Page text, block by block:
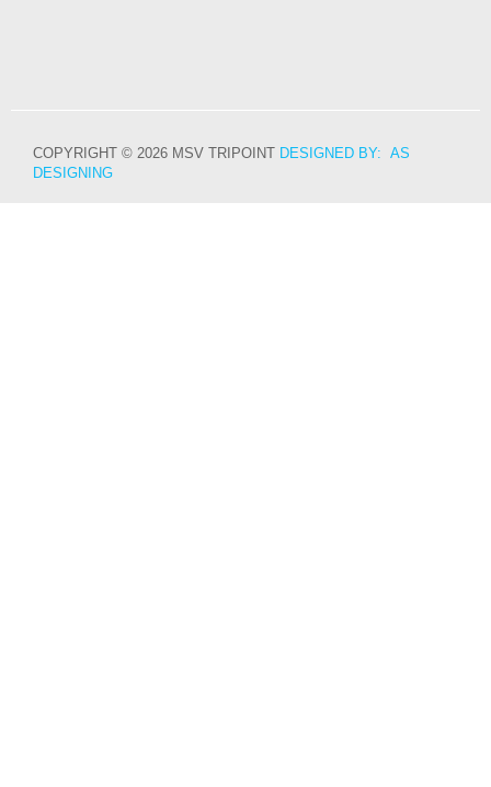
COPYRIGHT © 2026 MSV TRIPOINT DESIGNED BY: AS
DESIGNING